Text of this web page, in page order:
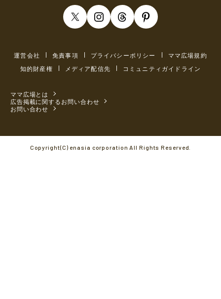
運営会社 免責事項 プライバシーポリシー
ママ広場規約
知的財産権
メディア配信先 コミュニティガイドライン
ママ広場とは
広告掲載に関するお問い合わせ
お問い合わせ
Copyright(C) enasia corporation All Rights Reserved.